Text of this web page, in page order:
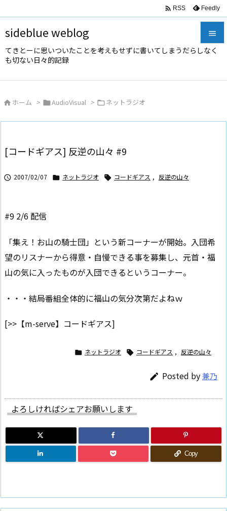
sideblue weblog
てきとーに思いついたことを考えもせずに書いてしまうだらしなく
も切ない日々的記録



 RSS Feedly
 ホーム > AudioVisual > ネットラジオ
[コードギアス] 反逆の山々 #9
 2007/02/07  ネットラジオ  コードギアス , 反逆の山々
#9 2/6 配信
「集え！お山の騎士団」という新コーナーが開始。入団希
望のリスナーから得意・自慢できる事を募集し、元首・福
山の気に入ったものが入団できるというコーナー。
・・・結局番組全体的に福山の気分次第だよねｗ
[>>【m-serve】コードギアス]
 ネットラジオ  コードギアス , 反逆の山々
 Posted by兼乃
よろしければシェアお願いします
Copy